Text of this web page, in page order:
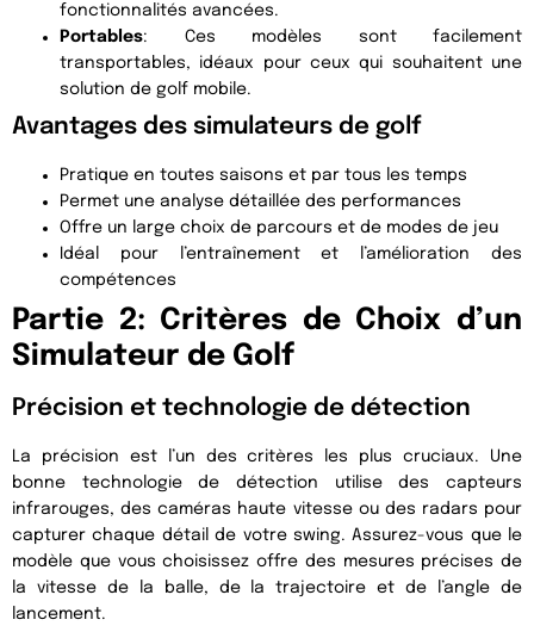
fonctionnalités avancées.
Portables: Ces modèles sont facilement
transportables, idéaux pour ceux qui souhaitent une
solution de golf mobile.
Avantages des simulateurs de golf
Pratique en toutes saisons et par tous les temps
Permet une analyse détaillée des performances
Offre un large choix de parcours et de modes de jeu
Idéal pour l’entraînement et l’amélioration des
compétences
Partie 2: Critères de Choix d’un
Simulateur de Golf
Précision et technologie de détection
La précision est l’un des critères les plus cruciaux. Une
bonne technologie de détection utilise des capteurs
infrarouges, des caméras haute vitesse ou des radars pour
capturer chaque détail de votre swing. Assurez-vous que le
modèle que vous choisissez offre des mesures précises de
la vitesse de la balle, de la trajectoire et de l’angle de
lancement.